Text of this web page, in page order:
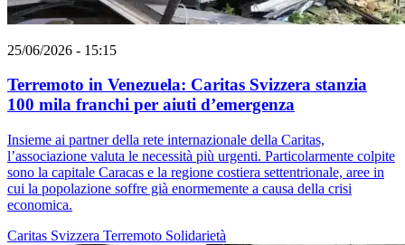
25/06/2026 - 15:15
Terremoto in Venezuela: Caritas Svizzera stanzia
100 mila franchi per aiuti d’emergenza
Insieme ai partner della rete internazionale della Caritas,
l’associazione valuta le necessità più urgenti. Particolarmente colpite
sono la capitale Caracas e la regione costiera settentrionale, aree in
cui la popolazione soffre già enormemente a causa della crisi
economica.
Caritas Svizzera Terremoto Solidarietà